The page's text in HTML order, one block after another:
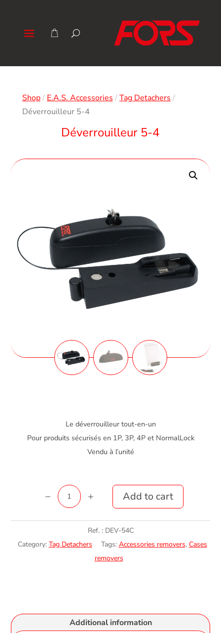
Shop/ E.A.S. Accessories /Tag Detachers /
Déverrouilleur 5-4
Déverrouilleur 5-4
Le déverrouilleur tout-en-un
Pour produits sécurisés en 1P, 3P, 4P et NormalLock
Vendu à l’unité
Déverrouilleur
5-
4
quantity
Add to cart
Ref. : DEV-54C
Category: Tag Detachers Tags: Accessories removers, Cases
removers
Additional information